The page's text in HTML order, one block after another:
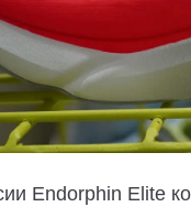
Endorphin Elite